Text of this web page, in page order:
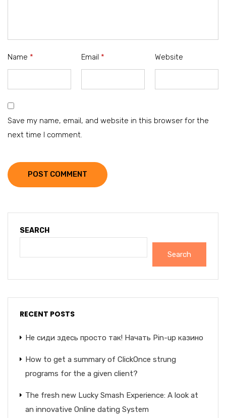
Name * Email * Website
Save my name, email, and website in this browser for the
next time I comment.
POST COMMENT
SEARCH
Search
RECENT POSTS
Не сиди здесь просто так! Начать Pin-up казино
How to get a summary of ClickOnce strung
programs for the a given client?
The fresh new Lucky Smash Experience: A look at
an innovative Online dating System